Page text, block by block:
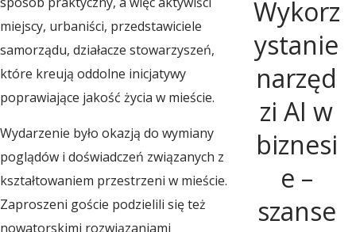
o
r
i
u
miejscy, urbaniści, przedstawiciele
samorządu, działacze stowarzyszeń,
które kreują oddolne inicjatywy
poprawiające jakość życia w mieście.
Wydarzenie było okazją do wymiany
poglądów i doświadczeń związanych z
kształtowaniem przestrzeni w mieście.
Zaproszeni goście podzielili się też
nowatorskimi rozwiązaniami
Wykorz
ystanie
narzęd
zi AI w
biznesi
e –
szanse